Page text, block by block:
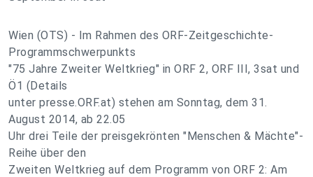
Wien (OTS) - Im Rahmen des ORF-Zeitgeschichte-
Programmschwerpunkts
"75 Jahre Zweiter Weltkrieg" in ORF 2, ORF III, 3sat und
Ö1 (Details
unter presse.ORF.at) stehen am Sonntag, dem 31.
August 2014, ab 22.05
Uhr drei Teile der preisgekrönten "Menschen & Mächte"-
Reihe über den
Zweiten Weltkrieg auf dem Programm von ORF 2: Am